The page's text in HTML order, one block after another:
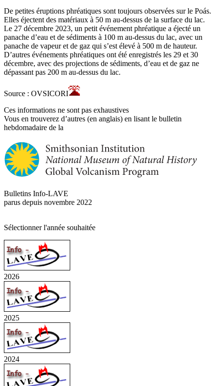
De petites éruptions phréatiques sont toujours observées sur le Poás.
Elles éjectent des matériaux à 50 m au-dessus de la surface du lac.
Le 27 décembre 2023, un petit événement phréatique a éjecté un
panache d’eau et de sédiments à 100 m au-dessus du lac, avec un
panache de vapeur et de gaz qui s’est élevé à 500 m de hauteur.
D’autres événements phréatiques ont été enregistrés les 29 et 30
décembre, avec des projections de sédiments, d’eau et de gaz ne
dépassant pas 200 m au-dessus du lac.
Source : OVSICORI
Ces informations ne sont pas exhaustives
Vous en trouverez d’autres (en anglais) en lisant le bulletin
hebdomadaire de la
Bulletins Info-LAVE
parus depuis novembre 2022
Sélectionner l'année souhaitée
2026
2025
2024